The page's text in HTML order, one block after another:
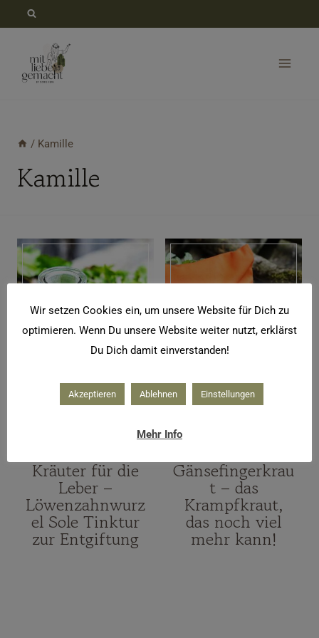
springen
/ Kamille
Kamille
Kräuter für die
Leber –
Löwenzahnwurz
el Sole Tinktur
zur Entgiftung
Gänsefingerkrau
t – das
Krampfkraut,
das noch viel
mehr kann!
Wir setzen Cookies ein, um unsere Website für Dich zu
optimieren. Wenn Du unsere Website weiter nutzt, erklärst
Du Dich damit einverstanden!
Akzeptieren Ablehnen Einstellungen
Mehr Info